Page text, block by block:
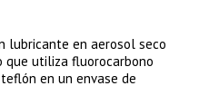
lubricante en aerosol seco
que utiliza fluorocarbono
en un envase de